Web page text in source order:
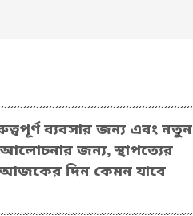
ব্যবসার জন্য এবং নতুন
জন্য, স্থাপত্যের
আজকের দিন কেমন যাবে